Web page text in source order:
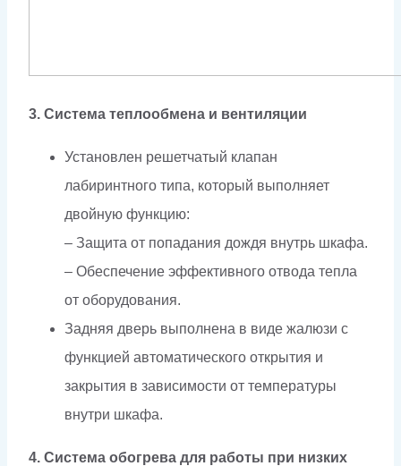
3. Система теплообмена и вентиляции
Установлен решетчатый клапан
лабиринтного типа, который выполняет
двойную функцию:
– Защита от попадания дождя внутрь шкафа.
– Обеспечение эффективного отвода тепла
от оборудования.
Задняя дверь выполнена в виде жалюзи с
функцией автоматического открытия и
закрытия в зависимости от температуры
внутри шкафа.
4. Система обогрева для работы при низких